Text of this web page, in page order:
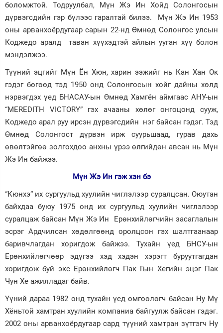
боломжтой. Тодруулбал, Мүн Жэ Ин Хойд Солонгосын
дүрвэгсдийн гэр бүлээс гаралтай билээ. Мүн Жэ Ин 1953
оны арванхоёрдугаар сарын 22-нд Өмнөд Солонгос улсын
Коджедо аралд таван хүүхэдтэй айлын ууган хүү болон
мэндэлжээ.
Түүний эцгийг Мүн Ён Хюн, харин ээжийг нь Кан Хан Ок
гэдэг бөгөөд тэд 1950 онд Солонгосын хойг дайны хөлд
нэрвэгдэх үед БНАСАУ-ын Өмнөд Хамгён аймгаас АНУ-ын
“MEREDITH VICTORY” гэх ачааны хөлөг онгоцонд сууж,
Коджедо арал руу ирсэн дүрвэгсдийн нэг байсан гэдэг. Тэд
Өмнөд Солонгост дүрвэн ирж суурьшаад, гурав дахь
өвөлтэйгөө золгохдоо анхны үрээ өлгийдөн авсан нь Мүн
Жэ Ин байжээ.
Мүн Жэ Ин гэж хэн бэ
“Кюнхэ” их сургуульд хуулийн чиглэлээр суралцсан. Оюутан
байхдаа буюу 1975 онд их сургуульд хуулийн чиглэлээр
суралцаж байсан Мүн Жэ Ин Ерөнхийлөгчийн засаглалын
эсрэг Ардчилсан хөдөлгөөнд оролцсон гэх шалтгаанаар
баривчлагдан хоригдож байжээ. Тухайн үед БНСУ-ын
Ерөнхийлөгчөөр эдүгээ хэд хэдэн хэрэгт буруутгагдан
хоригдож буй экс Ерөнхийлөгч Пак Гын Хегийн эцэг Пак
Чун Хе ажилладаг байв.
Үүний дараа 1982 онд тухайн үед өмгөөлөгч байсан Ну Мү
Хёньтой хамтран хуулийн компаниа байгуулж байсан гэдэг.
2002 оны арванхоёр­дугаар сард түүний хамтран зүт­гэгч Ну